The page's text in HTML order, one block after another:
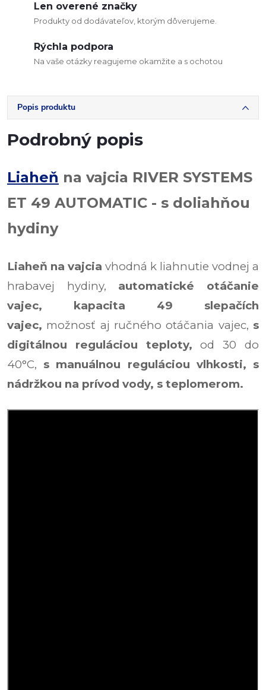
Len overené značky
Produkty od dodávateľov, ktorým dôverujeme.
Rýchla podpora
Na vaše otázky reagujeme okamžite a s ochotou
Popis produktu
Podrobný popis
Liaheň na vajcia RIVER SYSTEMS
ET 49 AUTOMATIC - s doliahňou
hydiny
Liaheň na vajcia vhodná k liahnutie vodnej a
hrabavej hydiny, automatické otáčanie
vajec, kapacita 49 slepačích
vajec, možnosť aj ručného otáčania vajec, s
digitálnou reguláciou teploty,od 30 do
40°C, s manuálnou reguláciou vlhkosti, s
nádržkou na prívod vody, s teplomerom.